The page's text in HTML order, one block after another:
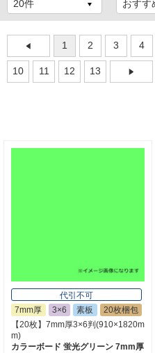
1 2 3 4
10 11 12 13
代引不可
7mm厚
3×6 素板
20枚梱包
【20枚】7mm厚3×6判(910×1820m
m)
カラーボード 蛍光グリーン 7mm厚